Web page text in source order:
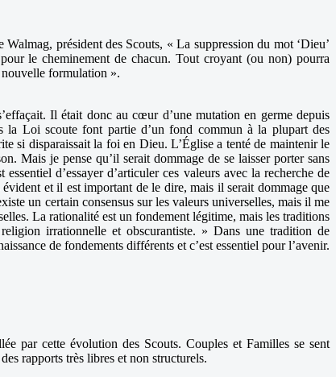
président des Scouts, « La suppression du mot ‘Dieu’
le cheminement de chacun. Tout croyant (ou non) pourra
nouvelle formulation ».
Il était donc au cœur d’une mutation en germe depuis
la Loi scoute font partie d’un fond commun à la plupart des
si disparaissait la foi en Dieu. L’Église a tenté de maintenir le
Mais je pense qu’il serait dommage de se laisser porter sans
d’essayer d’articuler ces valeurs avec la recherche de
et il est important de le dire, mais il serait dommage que
un certain consensus sur les valeurs universelles, mais il me
La rationalité est un fondement légitime, mais les traditions
irrationnelle et obscurantiste. » Dans une tradition de
de fondements différents et c’est essentiel pour l’avenir.
par cette évolution des Scouts. Couples et Familles se sent
rapports très libres et non structurels.